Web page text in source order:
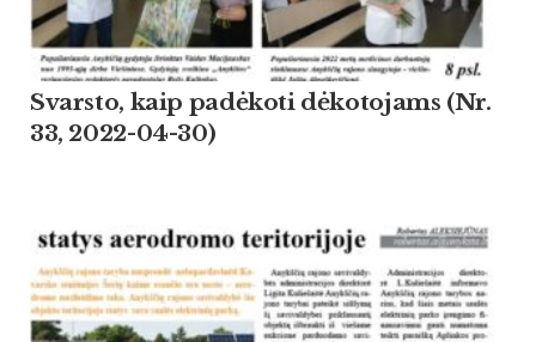
Svarsto, kaip padėkoti dėkotojams (Nr.
33, 2022-04-30)